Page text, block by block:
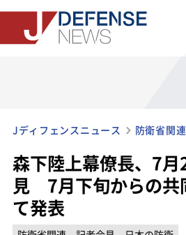
Jディフェンスニュース 防衛省関連
森下陸上幕僚長、7
見 7月下旬からの共
て発表